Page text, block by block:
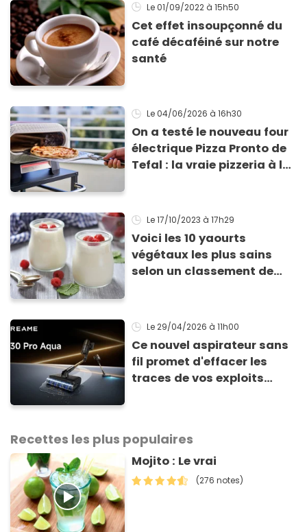
Le 01/09/2022 à 15h50
Cet effet insoupçonné du
café décaféiné sur notre
santé
Le 04/06/2026 à 16h30
On a testé le nouveau four
électrique Pizza Pronto de
Tefal : la vraie pizzeria à la
Le 17/10/2023 à 17h29
Voici les 10 yaourts
végétaux les plus sains
selon un classement de
Le 29/04/2026 à 11h00
Ce nouvel aspirateur sans
fil promet d'effacer les
traces de vos exploits
Recettes les plus populaires
Mojito : Le vrai
(276 notes)